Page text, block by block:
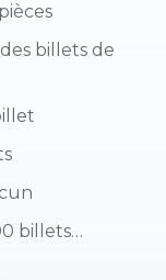
billets de
billets…